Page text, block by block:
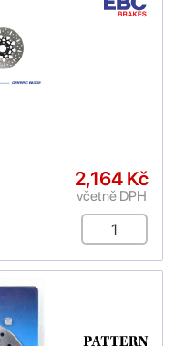
2,164 Kč
včetně DPH